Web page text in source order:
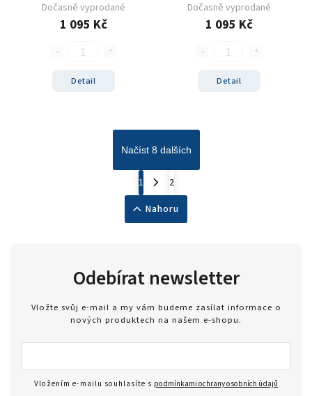
Dočasně vyprodané
1 095 Kč
Detail
Dočasně vyprodané
1 095 Kč
Detail
Načíst 8 dalších
1
2
Nahoru
Odebírat newsletter
Vložte svůj e-mail a my vám budeme zasílat informace o
nových produktech na našem e-shopu.
Vložením e-mailu souhlasíte s podmínkami ochrany osobních údajů